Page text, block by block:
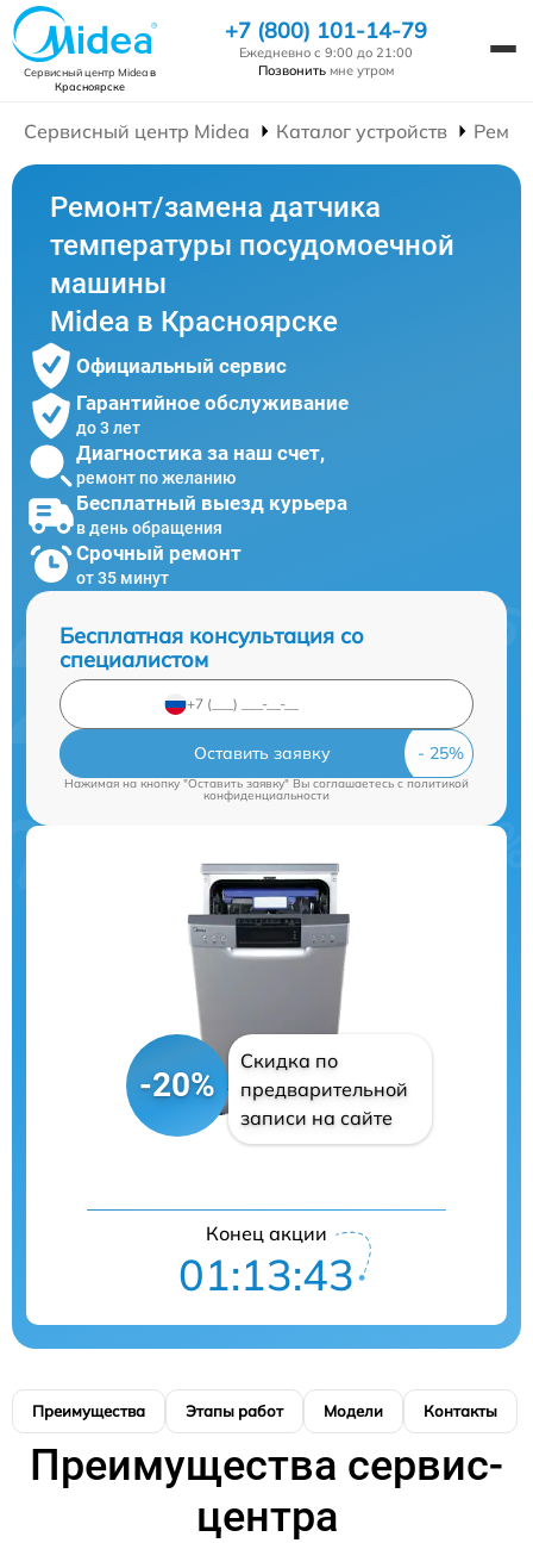
Сервисный центр Mideaв
Красноярске
+7 (800) 101-14-79
Ежедневно с 9:00 до 21:00
Позвонить мне утром
Сервисный центр Midea Каталог устройств
Ремонт/замена датчика
температуры посудомоечной
машины
Midea в Красноярске
Официальный сервис
Гарантийное обслуживание
до 3 лет
Диагностика за наш счет,
ремонт по желанию
Бесплатный выезд курьера
в день обращения
Срочный ремонт
от 35 минут
Бесплатная консультация со
специалистом
Оставить заявку
Нажимая на кнопку "Оставить заявку" Вы соглашаетесь cполитикой
конфиденциальности
-20%
Скидка по
предварительной
записи на сайте
Конец акции
01:13:42
Преимущества Этапы работ Модели Контакты
Преимущества сервис-
центра